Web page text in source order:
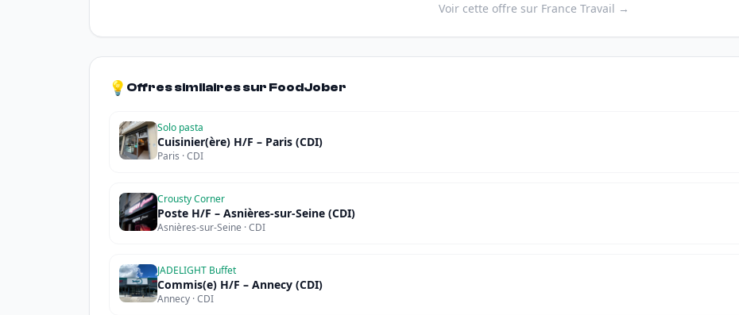
Voir cette offre sur France Travail →
💡 Offres similaires sur FoodJober
Solo pasta
Cuisinier(ère) H/F – Paris (CDI)
Paris · CDI
Crousty Corner
Poste H/F – Asnières-sur-Seine (CDI)
Asnières-sur-Seine · CDI
JADELIGHT Buffet
Commis(e) H/F – Annecy (CDI)
Annecy · CDI